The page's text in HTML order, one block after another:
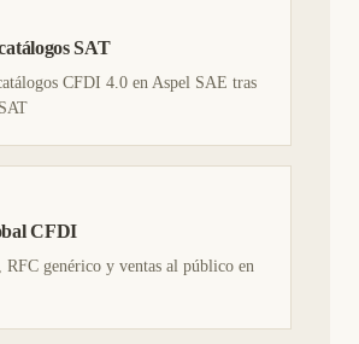
SAT
CFDI 4.0 en Aspel SAE tras
CFDI
RFC genérico y ventas al público en